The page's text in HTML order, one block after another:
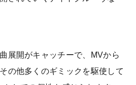
展開がキャッチーで、MVから
の他多くのギミックを駆使して